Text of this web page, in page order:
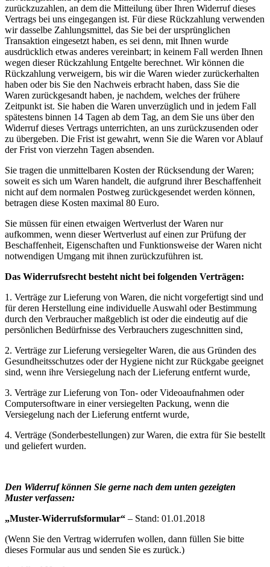
zurückzuzahlen, an dem die Mitteilung über Ihren Widerruf dieses
Vertrags bei uns eingegangen ist. Für diese Rückzahlung verwenden
wir dasselbe Zahlungsmittel, das Sie bei der ursprünglichen
Transaktion eingesetzt haben, es sei denn, mit Ihnen wurde
ausdrücklich etwas anderes vereinbart; in keinem Fall werden Ihnen
wegen dieser Rückzahlung Entgelte berechnet. Wir können die
Rückzahlung verweigern, bis wir die Waren wieder zurückerhalten
haben oder bis Sie den Nachweis erbracht haben, dass Sie die
Waren zurückgesandt haben, je nachdem, welches der frühere
Zeitpunkt ist. Sie haben die Waren unverzüglich und in jedem Fall
spätestens binnen 14 Tagen ab dem Tag, an dem Sie uns über den
Widerruf dieses Vertrags unterrichten, an uns zurückzusenden oder
zu übergeben. Die Frist ist gewahrt, wenn Sie die Waren vor Ablauf
der Frist von vierzehn Tagen absenden.
Sie tragen die unmittelbaren Kosten der Rücksendung der Waren;
soweit es sich um Waren handelt, die aufgrund ihrer Beschaffenheit
nicht auf dem normalen Postweg zurückgesendet werden können,
betragen diese Kosten maximal 80 Euro.
Sie müssen für einen etwaigen Wertverlust der Waren nur
aufkommen, wenn dieser Wertverlust auf einen zur Prüfung der
Beschaffenheit, Eigenschaften und Funktionsweise der Waren nicht
notwendigen Umgang mit ihnen zurückzuführen ist.
Das Widerrufsrecht besteht nicht bei folgenden Verträgen:
1. Verträge zur Lieferung von Waren, die nicht vorgefertigt sind und
für deren Herstellung eine individuelle Auswahl oder Bestimmung
durch den Verbraucher maßgeblich ist oder die eindeutig auf die
persönlichen Bedürfnisse des Verbrauchers zugeschnitten sind,
2. Verträge zur Lieferung versiegelter Waren, die aus Gründen des
Gesundheitsschutzes oder der Hygiene nicht zur Rückgabe geeignet
sind, wenn ihre Versiegelung nach der Lieferung entfernt wurde,
3. Verträge zur Lieferung von Ton- oder Videoaufnahmen oder
Computersoftware in einer versiegelten Packung, wenn die
Versiegelung nach der Lieferung entfernt wurde,
4. Verträge (Sonderbestellungen) zur Waren, die extra für Sie bestellt
und geliefert wurden.
Den Widerruf können Sie gerne nach dem unten gezeigten
Muster verfassen:
„Muster-Widerrufsformular“ – Stand: 01.01.2018
(Wenn Sie den Vertrag widerrufen wollen, dann füllen Sie bitte
dieses Formular aus und senden Sie es zurück.)